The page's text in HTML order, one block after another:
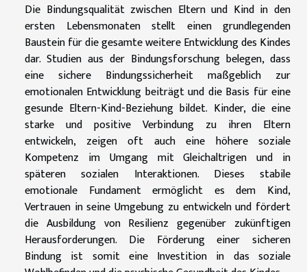
Die Bindungsqualität zwischen Eltern und Kind in den
ersten Lebensmonaten stellt einen grundlegenden
Baustein für die gesamte weitere Entwicklung des Kindes
dar. Studien aus der Bindungsforschung belegen, dass
eine sichere Bindungssicherheit maßgeblich zur
emotionalen Entwicklung beiträgt und die Basis für eine
gesunde Eltern-Kind-Beziehung bildet. Kinder, die eine
starke und positive Verbindung zu ihren Eltern
entwickeln, zeigen oft auch eine höhere soziale
Kompetenz im Umgang mit Gleichaltrigen und in
späteren sozialen Interaktionen. Dieses stabile
emotionale Fundament ermöglicht es dem Kind,
Vertrauen in seine Umgebung zu entwickeln und fördert
die Ausbildung von Resilienz gegenüber zukünftigen
Herausforderungen. Die Förderung einer sicheren
Bindung ist somit eine Investition in das soziale